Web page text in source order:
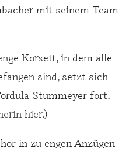
mit seinem Team
Korsett, in dem alle
sind, setzt sich
Stummeyer fort.
hier.)
in zu engen Anzügen